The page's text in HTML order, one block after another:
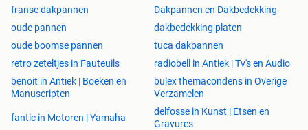
franse dakpannen
Dakpannen en Dakbedekking
oude pannen
dakbedekking platen
oude boomse pannen
tuca dakpannen
retro zeteltjes in Fauteuils
radiobell in Antiek | Tv's en Audio
benoit in Antiek | Boeken en
Manuscripten
bulex themacondens in Overige
Verzamelen
fantic in Motoren | Yamaha
delfosse in Kunst | Etsen en
Gravures